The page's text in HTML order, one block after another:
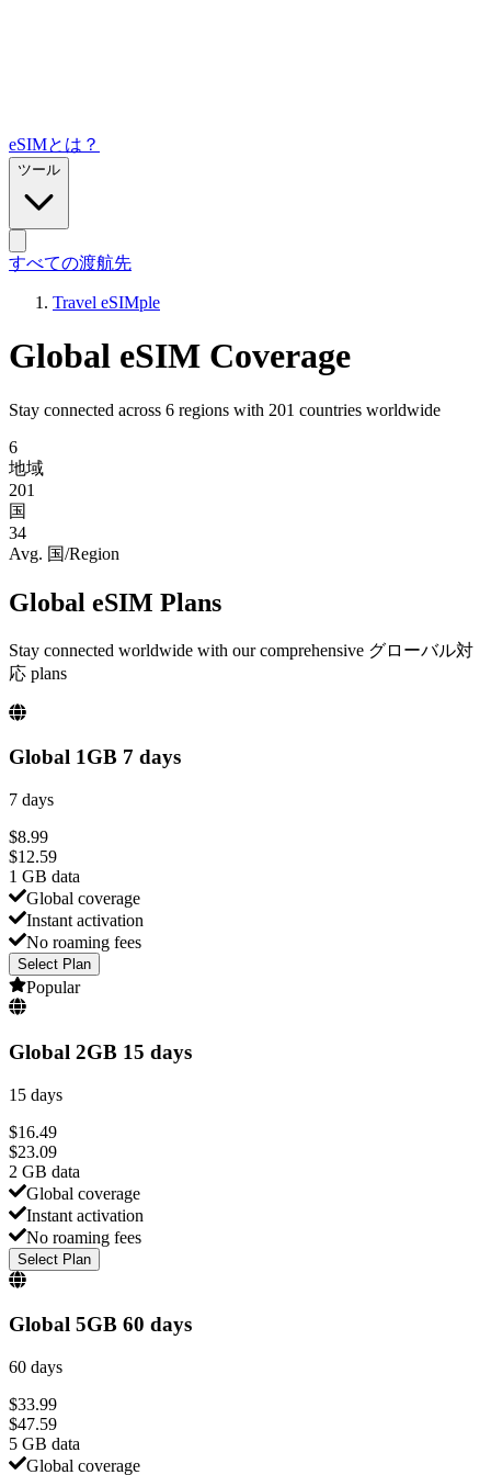
eSIMとは？
ツール
すべての渡航先
Travel eSIMple
Global eSIM Coverage
Stay connected across 6 regions with 201 countries worldwide
6
地域
201
国
34
Avg. 国/Region
Global eSIM Plans
Stay connected worldwide with our comprehensive グローバル対
応 plans
Global 1GB 7 days
7 days
$8.99
$12.59
1 GB data
Global coverage
Instant activation
No roaming fees
Select Plan
Popular
Global 2GB 15 days
15 days
$16.49
$23.09
2 GB data
Global coverage
Instant activation
No roaming fees
Select Plan
Global 5GB 60 days
60 days
$33.99
$47.59
5 GB data
Global coverage